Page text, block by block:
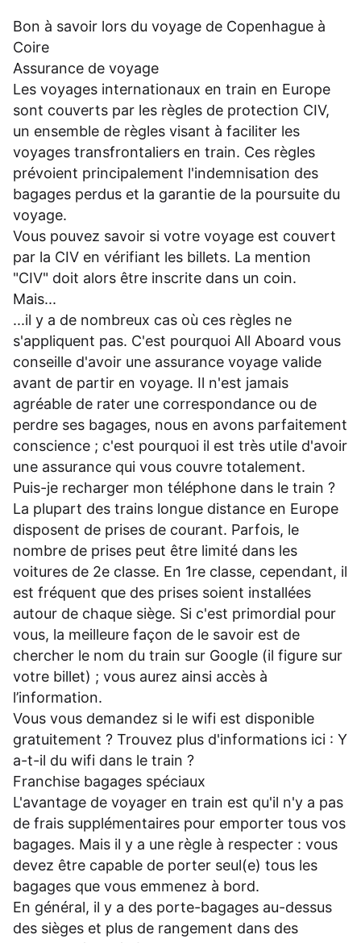
Bon à savoir lors du voyage de Copenhague à
Coire
Assurance de voyage
Les voyages internationaux en train en Europe
sont couverts par les règles de protection CIV,
un ensemble de règles visant à faciliter les
voyages transfrontaliers en train. Ces règles
prévoient principalement l'indemnisation des
bagages perdus et la garantie de la poursuite du
voyage.
Vous pouvez savoir si votre voyage est couvert
par la CIV en vérifiant les billets. La mention
"CIV" doit alors être inscrite dans un coin.
Mais...
...il y a de nombreux cas où ces règles ne
s'appliquent pas. C'est pourquoi All Aboard vous
conseille d'avoir une assurance voyage valide
avant de partir en voyage. Il n'est jamais
agréable de rater une correspondance ou de
perdre ses bagages, nous en avons parfaitement
conscience ; c'est pourquoi il est très utile d'avoir
une assurance qui vous couvre totalement.
Puis-je recharger mon téléphone dans le train ?
La plupart des trains longue distance en Europe
disposent de prises de courant. Parfois, le
nombre de prises peut être limité dans les
voitures de 2e classe. En 1re classe, cependant, il
est fréquent que des prises soient installées
autour de chaque siège. Si c'est primordial pour
vous, la meilleure façon de le savoir est de
chercher le nom du train sur Google (il figure sur
votre billet) ; vous aurez ainsi accès à
l’information.
Vous vous demandez si le wifi est disponible
gratuitement ? Trouvez plus d'informations ici : Y
a-t-il du wifi dans le train ?
Franchise bagages spéciaux
L'avantage de voyager en train est qu'il n'y a pas
de frais supplémentaires pour emporter tous vos
bagages. Mais il y a une règle à respecter : vous
devez être capable de porter seul(e) tous les
bagages que vous emmenez à bord.
En général, il y a des porte-bagages au-dessus
des sièges et plus de rangement dans des